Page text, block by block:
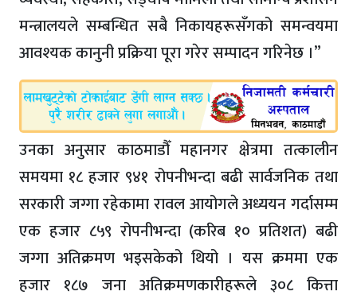
मन्त्रालयले सम्बन्धित सबै निकायहरूसँगको समन्वयमा
आवश्यक कानुनी प्रक्रिया पूरा गरेर सम्पादन गरिनेछ ।”
उनका अनुसार काठमाडौँ महानगर क्षेत्रमा तत्कालीन
समयमा १८ हजार ९४१ रोपनीभन्दा बढी सार्वजनिक तथा
सरकारी जग्गा रहेकामा रावल आयोगले अध्ययन गर्दासम्म
एक हजार ८५९ रोपनीभन्दा (करिब १० प्रतिशत) बढी
जग्गा अतिक्रमण भइसकेको थियो । यस क्रममा एक
हजार १८७ जना अतिक्रमणकारीहरूले ३०८ कित्ता